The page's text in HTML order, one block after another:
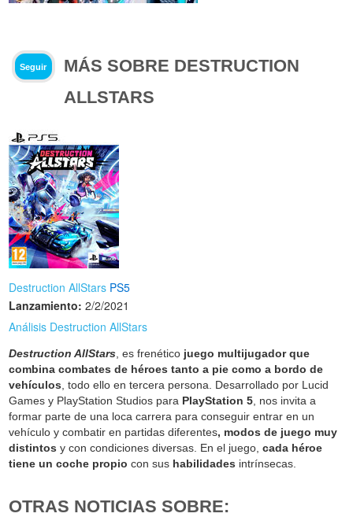
Seguir
MÁS SOBRE DESTRUCTION
ALLSTARS
Destruction AllStars PS5
Lanzamiento: 2/2/2021
Análisis Destruction AllStars
Destruction AllStars , es frenético juego multijugador que
combina combates de héroes tanto a pie como a bordo de
vehículos , todo ello en tercera persona. Desarrollado por Lucid
Games y PlayStation Studios para PlayStation 5 , nos invita a
formar parte de una loca carrera para conseguir entrar en un
vehículo y combatir en partidas diferentes, modos de juego muy
distintos y con condiciones diversas. En el juego,cada héroe
tiene un coche propio con sus habilidades intrínsecas.
OTRAS NOTICIAS SOBRE: